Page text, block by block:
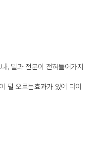
, 밀과 전분이 전혀들어가지
덜 오르는효과가 있어 다이